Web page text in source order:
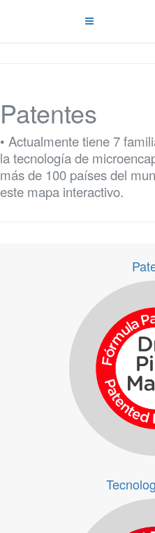
Patentes
• Actualmente tiene 7
la tecnología de
más de 100 países del
este mapa interactivo.